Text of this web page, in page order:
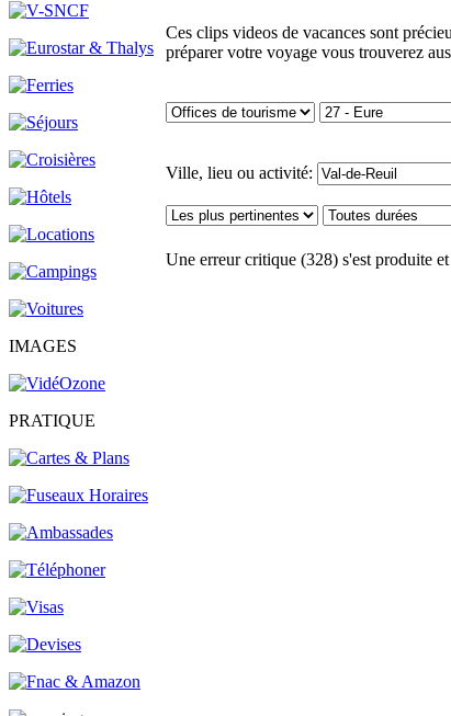
IMAGES
PRATIQUE
Ces clips videos de vacances sont
préparer votre voyage vous trouverez
Ville, lieu ou activité:
Une erreur critique (328) s'est produite